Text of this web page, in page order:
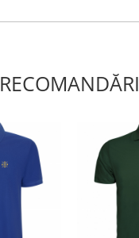
RECOMANDĂRI